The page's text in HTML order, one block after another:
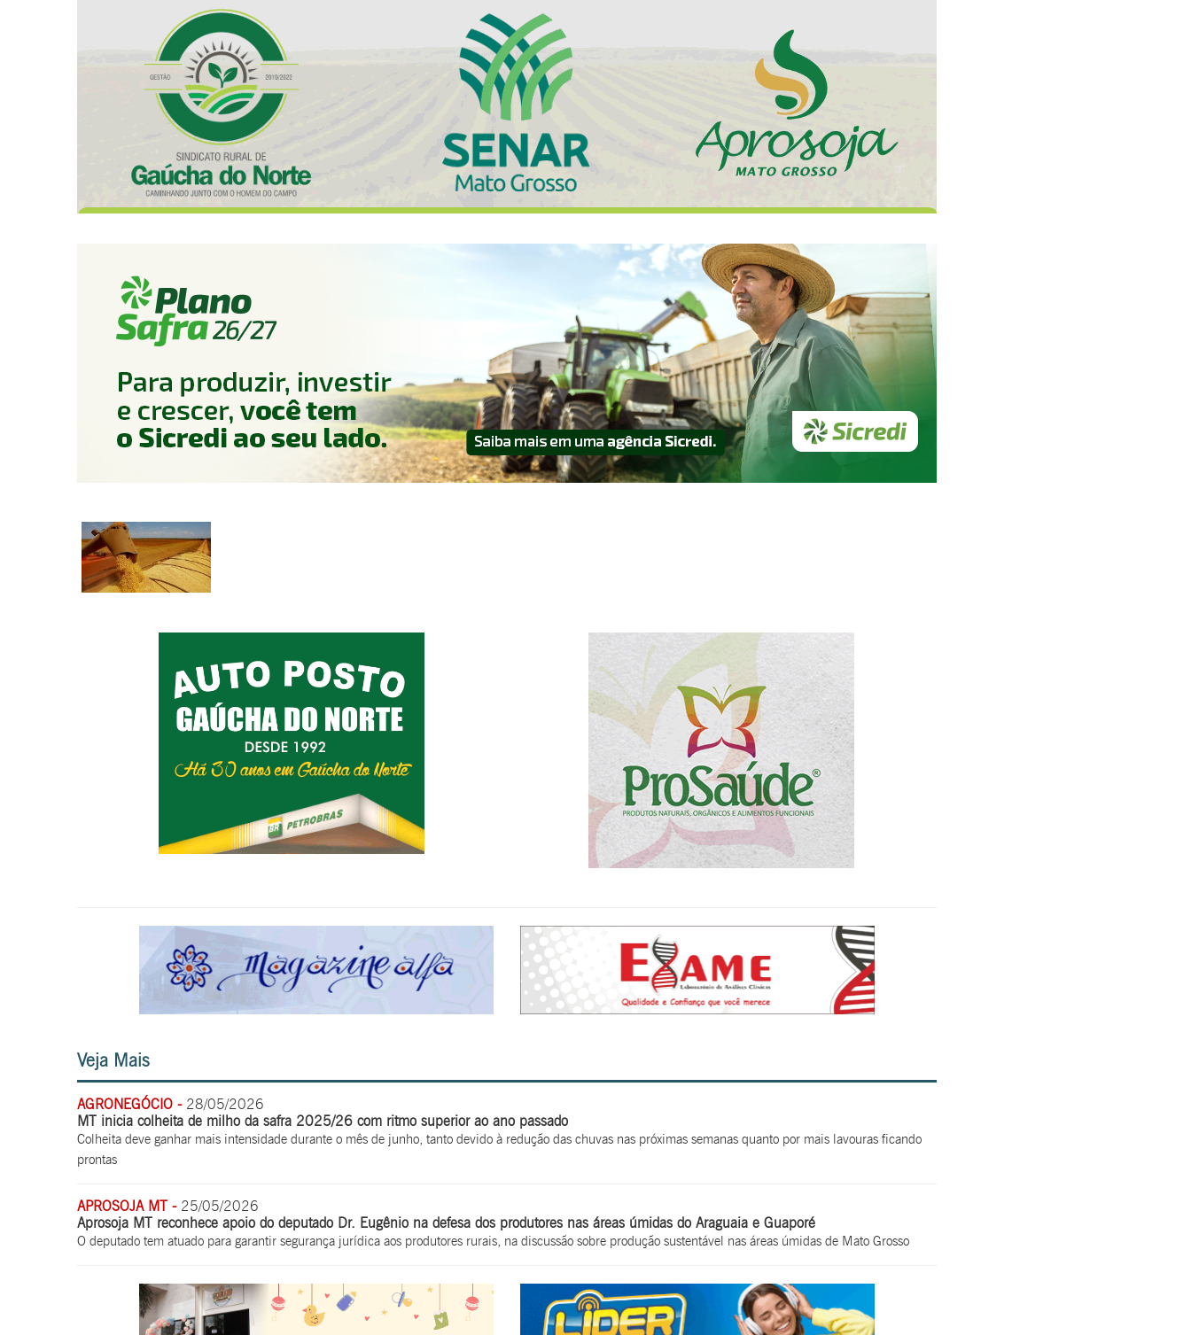
Veja Mais
AGRONEGÓCIO -28/05/2026
MT inicia colheita de milho da safra 2025/26 com ritmo superior ao ano passado
Colheita deve ganhar mais intensidade durante o mês de junho, tanto devido à redução das chuvas nas próximas semanas quanto por mais lavouras ficando
prontas
APROSOJA MT -25/05/2026
Aprosoja MT reconhece apoio do deputado Dr. Eugênio na defesa dos produtores nas áreas úmidas do Araguaia e Guaporé
O deputado tem atuado para garantir segurança jurídica aos produtores rurais, na discussão sobre produção sustentável nas áreas úmidas de Mato Grosso